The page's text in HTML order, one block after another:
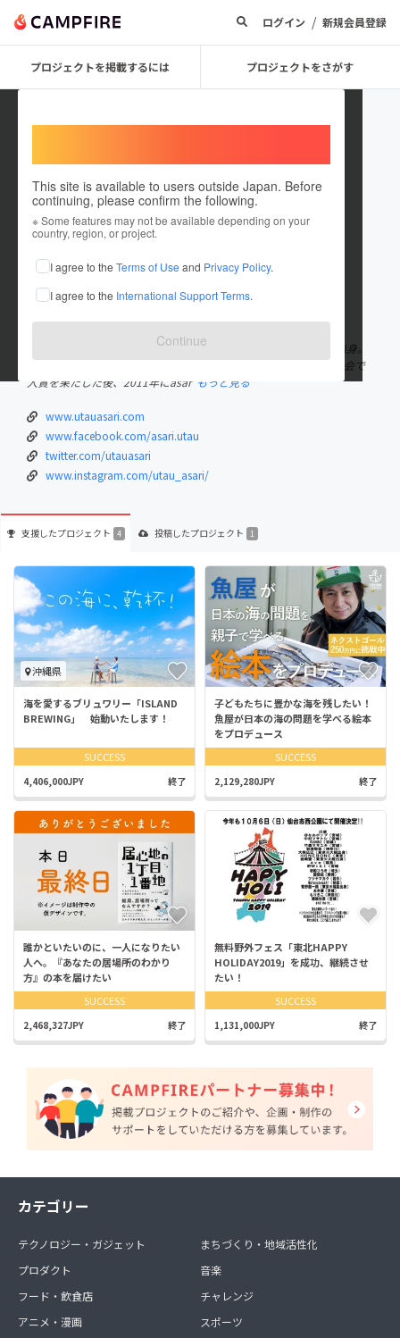
ログイン / 新規会員登録
プロジェクトを掲載するには プロジェクトをさがす
This site is available to users outside Japan. Before
continuing, please confirm the following.
※ Some features may not be available depending on your
country, region, or project.
I agree to the Terms of Use and Privacy Policy.
I agree to the International Support Terms.
Continue
utau_asari
これまでに4回支援して1件のプロジェクトを投稿しています
在住国：日本 現在地：東京都
出身国：日本 出身地：宮城県
asari（あさり） 歌手。シンガーソングライター。 宮城県塩竈市出身。
東京都在住。 2009年より全国の歌謡コンテストに出場、多くの大会で
入賞を果たした後、2011年にasar もっと見る
www.utauasari.com
www.facebook.com/asari.utau
twitter.com/utauasari
www.instagram.com/utau_asari/
支援したプロジェクト 4 投稿したプロジェクト 1
沖縄県
海を愛するブリュワリー「ISLAND
BREWING」 始動いたします！
SUCCESS
4,406,000JPY 終了
子どもたちに豊かな海を残したい！
魚屋が日本の海の問題を学べる絵本
をプロデュース
SUCCESS
2,129,280JPY 終了
誰かといたいのに、一人になりたい
人へ。『あなたの居場所のわかり
方』の本を届けたい
SUCCESS
2,468,327JPY 終了
無料野外フェス「東北HAPPY
HOLIDAY2019」を成功、継続させ
たい！
SUCCESS
1,131,000JPY 終了
カテゴリー
テクノロジー・ガジェット
プロダクト
フード・飲食店
アニメ・漫画
まちづくり・地域活性化
音楽
チャレンジ
スポーツ